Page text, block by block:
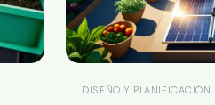
DISEÑO Y PLANIFICACIÓN